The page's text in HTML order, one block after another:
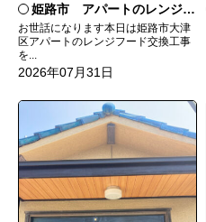
姫路市 アパートのレンジフード交換
お世話になります本日は姫路市大津
区アパートのレンジフード交換工事
を...
2026年07月31日